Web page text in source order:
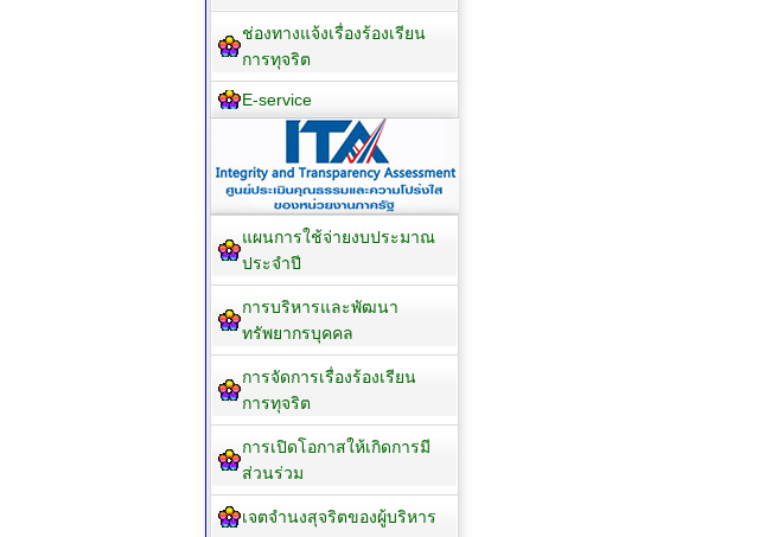
ช่องทางแจ้งเรื่องร้องเรียน
การทุจริต
E-service
แผนการใช้จ่ายงบประมาณ
ประจำปี
การบริหารและพัฒนา
ทรัพยากรบุคคล
การจัดการเรื่องร้องเรียน
การทุจริต
การเปิดโอกาสให้เกิดการมี
ส่วนร่วม
เจตจำนงสุจริตของผู้บริหาร